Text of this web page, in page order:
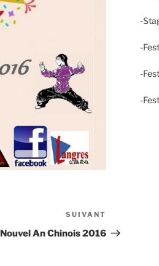
suivant
SUIVANT
Nouvel An Chinois 2016
-
-
-
-